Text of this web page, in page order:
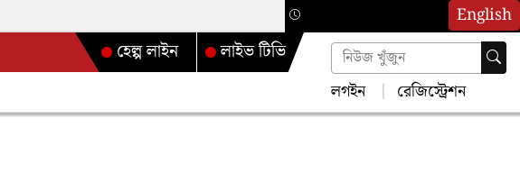
English
লাইভ টিভি
হেল্প লাইন
লগইন রেজিস্ট্রেশন